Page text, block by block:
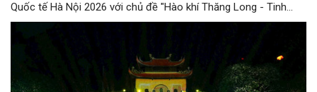
Quốc tế Hà Nội 2026 với chủ đề "Hào khí Thăng Long - Tinh
hoa võ Việt". Lần đầu tiên được tổ chức, Festival đánh dấu
hóa - thể thao mang tầm quốc tế, góp phần tôn vinh truyền
thống thượng võ dân tộc, quảng bá hình ảnh Hà Nội và thúc đẩy
giao lưu văn hóa, thể thao với bạn bè thế giới.